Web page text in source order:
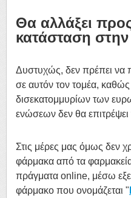
Θα αλλάξει
κατάσταση
Δυστυχώς, δεν πρέπει να
σε αυτόν τον τομέα,
δισεκατομμυρίων των
ενώσεων δεν θα επιτρέψει
Στις μέρες μας όμως δεν
φάρμακα από τα
πράγματα online, μέσω
φάρμακο που ονομάζεται "